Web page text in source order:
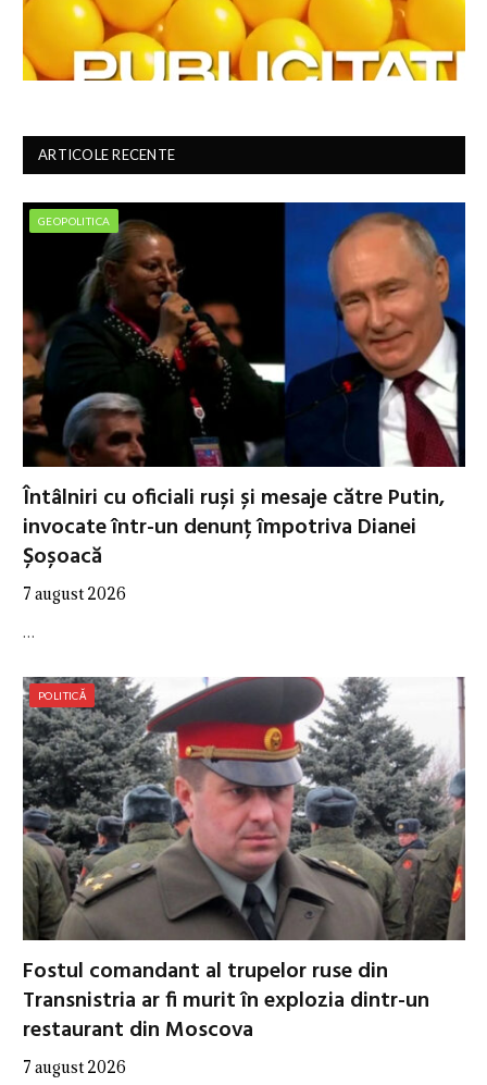
ARTICOLE RECENTE
GEOPOLITICA
Întâlniri cu oficiali ruși și mesaje către Putin,
invocate într-un denunț împotriva Dianei
Șoșoacă
7 august 2026
…
POLITICĂ
Fostul comandant al trupelor ruse din
Transnistria ar fi murit în explozia dintr-un
restaurant din Moscova
7 august 2026